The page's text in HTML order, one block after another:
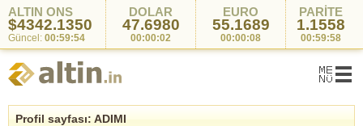
ALTIN ONS
$4342.1350
Güncel: 00:59:54
DOLAR
47.6980
00:00:02
EURO
55.1689
00:00:08
PARİTE
1.1558
00:59:58
Profil sayfası: ADIMI